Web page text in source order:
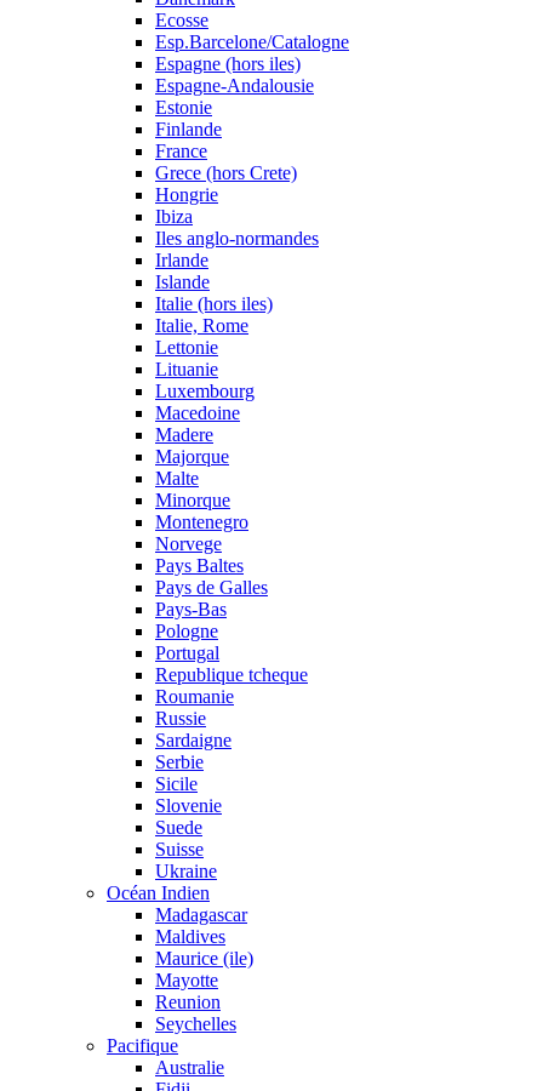
Ecosse
Esp.Barcelone/Catalogne
Espagne (hors iles)
Espagne-Andalousie
Estonie
Finlande
France
Grece (hors Crete)
Hongrie
Ibiza
Iles anglo-normandes
Irlande
Islande
Italie (hors iles)
Italie, Rome
Lettonie
Lituanie
Luxembourg
Macedoine
Madere
Majorque
Malte
Minorque
Montenegro
Norvege
Pays Baltes
Pays de Galles
Pays-Bas
Pologne
Portugal
Republique tcheque
Roumanie
Russie
Sardaigne
Serbie
Sicile
Slovenie
Suede
Suisse
Ukraine
Océan Indien
Madagascar
Maldives
Maurice (ile)
Mayotte
Reunion
Seychelles
Pacifique
Australie